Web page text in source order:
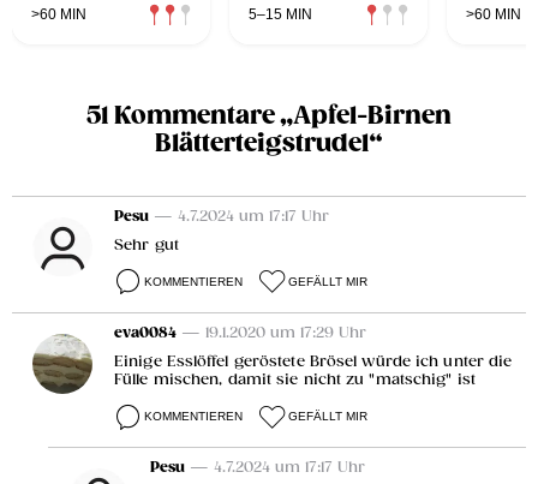
>60 MIN 5–15 MIN >60 MIN
51 Kommentare „Apfel-Birnen
Blätterteigstrudel“
Pesu — 4.7.2024 um 17:17 Uhr
Sehr gut
KOMMENTIEREN GEFÄLLT MIR
eva0084 — 19.1.2020 um 17:29 Uhr
Einige Esslöffel geröstete Brösel würde ich unter die
Fülle mischen, damit sie nicht zu "matschig" ist
KOMMENTIEREN GEFÄLLT MIR
Pesu — 4.7.2024 um 17:17 Uhr